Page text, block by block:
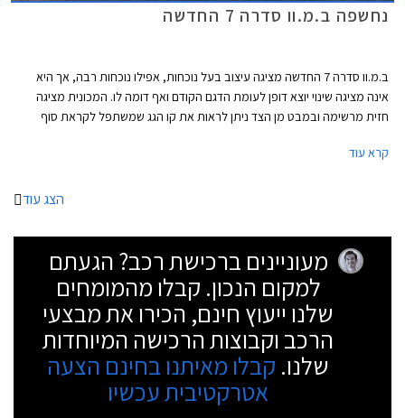
נחשפה ב.מ.וו סדרה 7 החדשה
ב.מ.וו סדרה 7 החדשה מציגה עיצוב בעל נוכחות, אפילו נוכחות רבה, אך היא
אינה מציגה שינוי יוצא דופן לעומת הדגם הקודם ואף דומה לו. המכונית מציגה
חזית מרשימה ובמבט מן הצד ניתן לראות את קו הגג שמשתפל לקראת סוף
פס כרום שמשתלב בפנסים וארבע פתחי מפלט שמוסיפים למראה הדינאמי של
קרא עוד
הצג עוד
מעוניינים ברכישת רכב? הגעתם
למקום הנכון. קבלו מהמומחים
שלנו ייעוץ חינם, הכירו את מבצעי
הרכב וקבוצות הרכישה המיוחדות
שלנו. קבלו מאיתנו בחינם הצעה
אטרקטיבית עכשיו